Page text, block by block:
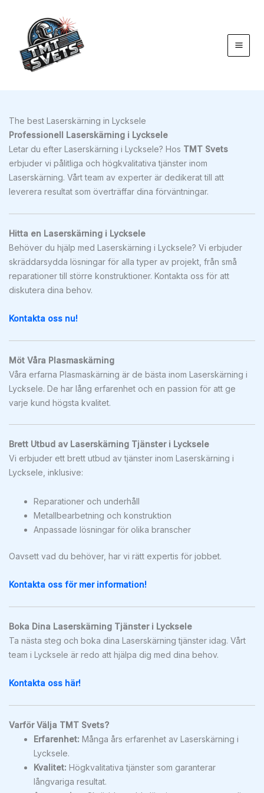
innehåll
The best Laserskärning in Lycksele
Professionell Laserskärning i Lycksele
Letar du efter Laserskärning i Lycksele? Hos TMT Svets
erbjuder vi pålitliga och högkvalitativa tjänster inom
Laserskärning. Vårt team av experter är dedikerat till att
leverera resultat som överträffar dina förväntningar.
Hitta en Laserskärning i Lycksele
Behöver du hjälp med Laserskärning i Lycksele? Vi erbjuder
skräddarsydda lösningar för alla typer av projekt, från små
reparationer till större konstruktioner. Kontakta oss för att
diskutera dina behov.
Kontakta oss nu!
Möt Våra Plasmaskärning
Våra erfarna Plasmaskärning är de bästa inom Laserskärning i
Lycksele. De har lång erfarenhet och en passion för att ge
varje kund högsta kvalitet.
Brett Utbud av Laserskärning Tjänster i Lycksele
Vi erbjuder ett brett utbud av tjänster inom Laserskärning i
Lycksele, inklusive:
Reparationer och underhåll
Metallbearbetning och konstruktion
Anpassade lösningar för olika branscher
Oavsett vad du behöver, har vi rätt expertis för jobbet.
Kontakta oss för mer information!
Boka Dina Laserskärning Tjänster i Lycksele
Ta nästa steg och boka dina Laserskärning tjänster idag. Vårt
team i Lycksele är redo att hjälpa dig med dina behov.
Kontakta oss här!
Varför Välja TMT Svets?
Erfarenhet: Många års erfarenhet av Laserskärning i
Lycksele.
Kvalitet: Högkvalitativa tjänster som garanterar
långvariga resultat.